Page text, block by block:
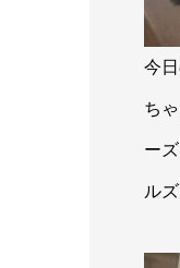
今
ち
ー
ル